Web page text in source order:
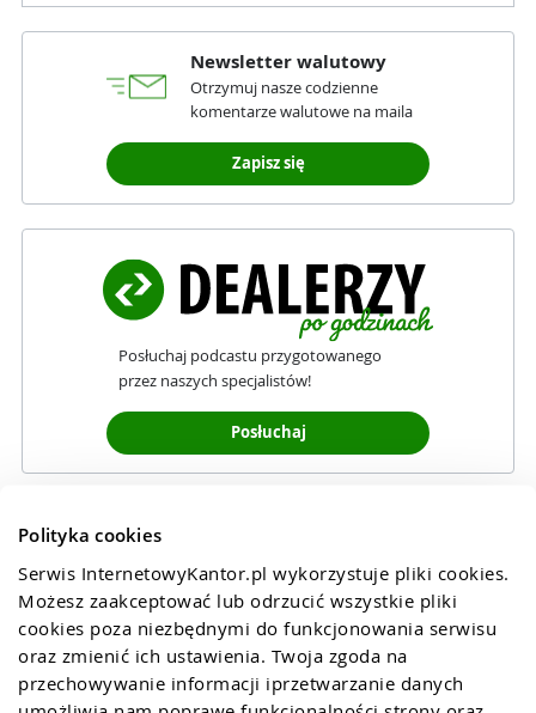
Polityka cookies
Serwis InternetowyKantor.pl wykorzystuje pliki cookies.
Możesz zaakceptować lub odrzucić wszystkie pliki
cookies poza niezbędnymi do funkcjonowania serwisu
oraz zmienić ich ustawienia. Twoja zgoda na
przechowywanie informacji iprzetwarzanie danych
Newsletter walutowy
Otrzymuj nasze codzienne
komentarze walutowe na maila
Zapisz się
Posłuchaj podcastu przygotowanego
przez naszych specjalistów!
Posłuchaj